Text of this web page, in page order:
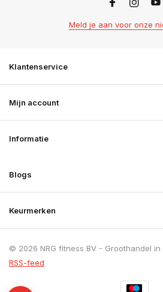
Meld je aan voor onze
Klantenservice
Mijn account
Informatie
Blogs
Keurmerken
© 2026 NRG fitness BV - Groothandel
RSS-feed